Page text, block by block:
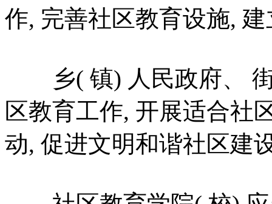
作, 完善社区教育设施,
乡( 镇) 人民政府、 街
区教育工作, 开展适合社
动, 促进文明和谐社区建